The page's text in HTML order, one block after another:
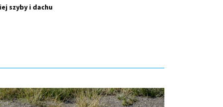
szyby i dachu